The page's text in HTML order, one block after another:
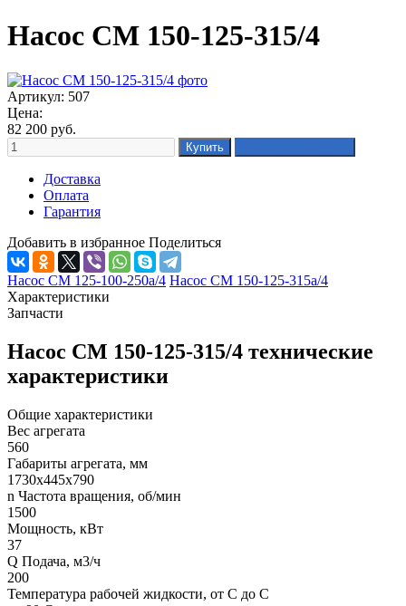
Насос СМ 150-125-315/4
Артикул: 507
Цена:
82 200 руб.
Доставка
Оплата
Гарантия
Добавить в избранное Поделиться
Насос СМ 125-100-250а/4 Насос СМ 150-125-315а/4
Характеристики
Запчасти
Насос СМ 150-125-315/4 технические
характеристики
Общие характеристики
Вес агрегата
560
Габариты агрегата, мм
1730х445х790
n Частота вращения, об/мин
1500
Мощность, кВт
37
Q Подача, м3/ч
200
Температура рабочей жидкости, от С до С